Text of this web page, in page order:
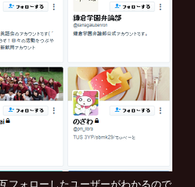
フォローしたユーザーがわかるので、